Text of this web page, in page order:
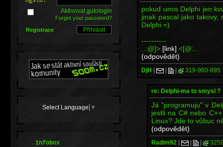
pokud umis Delphi jen
jinak pascal jako takovy,
Delphi =)
----------
..:@]> [link] <[@:..
(odpovědět)
DjH | | | 319-960-895
re: Delphi-ma to smysl ?
Já "programuju" v
jestli na C# nebo
Linux? Jde to vůbuc
(odpovědět)
Radim92 | | |
Aktivovatautologin
Forgot your password?
Registrace
Select Language ▼
.Infobox